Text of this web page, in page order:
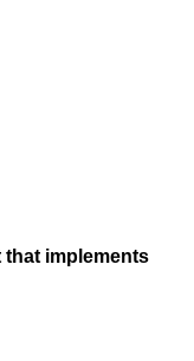
that implements